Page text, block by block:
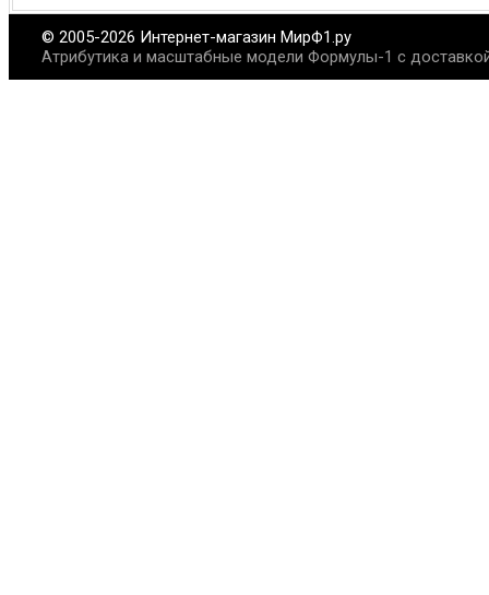
© 2005-2026 Интернет-магазин МирФ1.ру
Атрибутика и масштабные модели Формулы-1 с